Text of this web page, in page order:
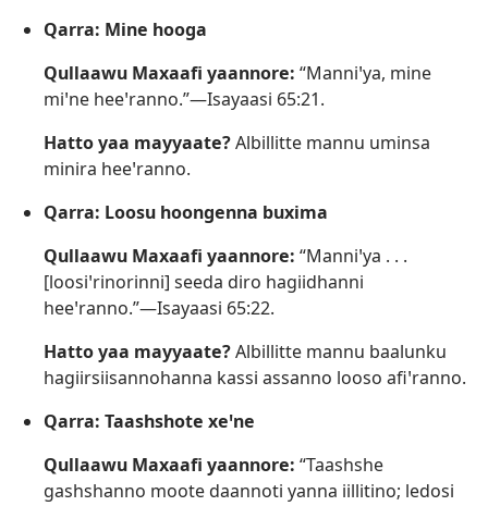
Qarra: Mine hooga
Qullaawu Maxaafi yaannore: “Manniꞌya, mine
miꞌne heeꞌranno.”—Isayaasi 65:21.
Hatto yaa mayyaate?Albillitte mannu uminsa
minira heeꞌranno.
Qarra: Loosu hoongenna buxima
Qullaawu Maxaafi yaannore: “Manniꞌya . . .
[loosiꞌrinorinni] seeda diro hagiidhanni
heeꞌranno.”—Isayaasi 65:22.
Hatto yaa mayyaate?Albillitte mannu baalunku
hagiirsiisannohanna kassi assanno looso afiꞌranno.
Qarra: Taashshote xeꞌne
Qullaawu Maxaafi yaannore: “Taashshe
gashshanno moote daannoti yanna iillitino; ledosi